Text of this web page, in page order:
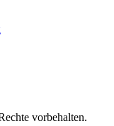
vorbehalten.